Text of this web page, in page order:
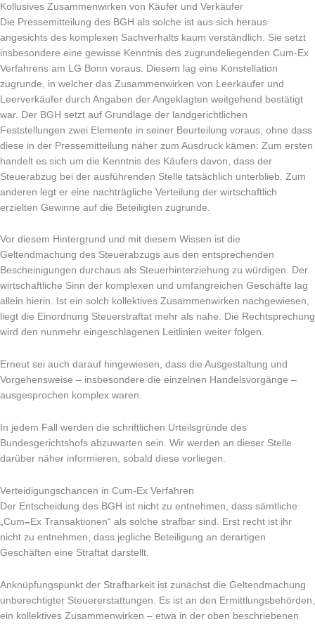
Kollusives Zusammenwirken von Käufer und Verkäufer
Die Pressemitteilung des BGH als solche ist aus sich heraus
angesichts des komplexen Sachverhalts kaum verständlich. Sie setzt
insbesondere eine gewisse Kenntnis des zugrundeliegenden Cum-Ex
Verfahrens am LG Bonn voraus. Diesem lag eine Konstellation
zugrunde, in welcher das Zusammenwirken von Leerkäufer und
Leerverkäufer durch Angaben der Angeklagten weitgehend bestätigt
war. Der BGH setzt auf Grundlage der landgerichtlichen
Feststellungen zwei Elemente in seiner Beurteilung voraus, ohne dass
diese in der Pressemitteilung näher zum Ausdruck kämen: Zum ersten
handelt es sich um die Kenntnis des Käufers davon, dass der
Steuerabzug bei der ausführenden Stelle tatsächlich unterblieb. Zum
anderen legt er eine nachträgliche Verteilung der wirtschaftlich
erzielten Gewinne auf die Beteiligten zugrunde.
Vor diesem Hintergrund und mit diesem Wissen ist die
Geltendmachung des Steuerabzugs aus den entsprechenden
Bescheinigungen durchaus als Steuerhinterziehung zu würdigen. Der
wirtschaftliche Sinn der komplexen und umfangreichen Geschäfte lag
allein hierin. Ist ein solch kollektives Zusammenwirken nachgewiesen,
liegt die Einordnung Steuerstraftat mehr als nahe. Die Rechtsprechung
wird den nunmehr eingeschlagenen Leitlinien weiter folgen.
Erneut sei auch darauf hingewiesen, dass die Ausgestaltung und
Vorgehensweise – insbesondere die einzelnen Handelsvorgänge –
ausgesprochen komplex waren.
In jedem Fall werden die schriftlichen Urteilsgründe des
Bundesgerichtshofs abzuwarten sein. Wir werden an dieser Stelle
darüber näher informieren, sobald diese vorliegen.
Verteidigungschancen in Cum-Ex Verfahren
Der Entscheidung des BGH ist nicht zu entnehmen, dass sämtliche
„Cum–Ex Transaktionen“ als solche strafbar sind. Erst recht ist ihr
nicht zu entnehmen, dass jegliche Beteiligung an derartigen
Geschäften eine Straftat darstellt.
Anknüpfungspunkt der Strafbarkeit ist zunächst die Geltendmachung
unberechtigter Steuererstattungen. Es ist an den Ermittlungsbehörden,
ein kollektives Zusammenwirken – etwa in der oben beschriebenen